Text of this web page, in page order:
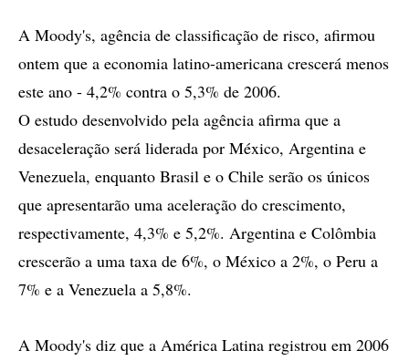
compartilhamento
A Moody's, agência de classificação de risco, afirmou
ontem que a economia latino-americana crescerá menos
este ano - 4,2% contra o 5,3% de 2006.
O estudo desenvolvido pela agência afirma que a
desaceleração será liderada por México, Argentina e
Venezuela, enquanto Brasil e o Chile serão os únicos
que apresentarão uma aceleração do crescimento,
respectivamente, 4,3% e 5,2%. Argentina e Colômbia
crescerão a uma taxa de 6%, o México a 2%, o Peru a
7% e a Venezuela a 5,8%.
A Moody's diz que a América Latina registrou em 2006